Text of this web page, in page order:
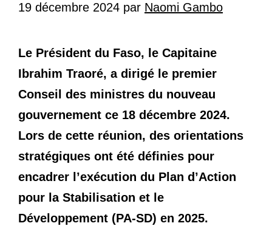
19 décembre 2024 par Naomi Gambo
Le Président du Faso, le Capitaine
Ibrahim Traoré, a dirigé le premier
Conseil des ministres du nouveau
gouvernement ce 18 décembre 2024.
Lors de cette réunion, des orientations
stratégiques ont été définies pour
encadrer l’exécution du Plan d’Action
pour la Stabilisation et le
Développement (PA-SD) en 2025.